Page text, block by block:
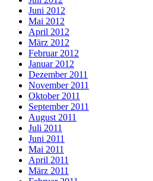
Juni 2012
Mai 2012
April 2012
März 2012
Februar 2012
Januar 2012
Dezember 2011
November 2011
Oktober 2011
September 2011
August 2011
Juli 2011
Juni 2011
Mai 2011
April 2011
März 2011